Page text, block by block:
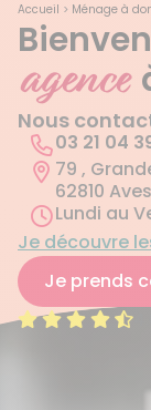
Accueil > Ménage à
agence
Nous
03 21 04
79 ,
62810
Lundi au
Je découvre
Je prends